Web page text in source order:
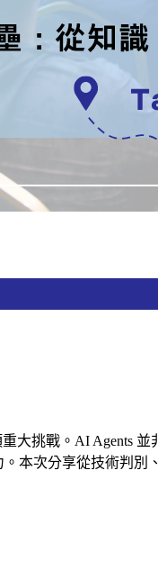
大挑戰。AI Agents
本次分享從技術判別